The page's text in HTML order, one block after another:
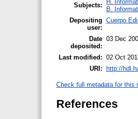
Subjects:
H.
B.
Depositing
user:
Cuerpo
Date
deposited:
03 Dec
Last modified: 02 Oct
URI:
http://
Check full metadata for this
References